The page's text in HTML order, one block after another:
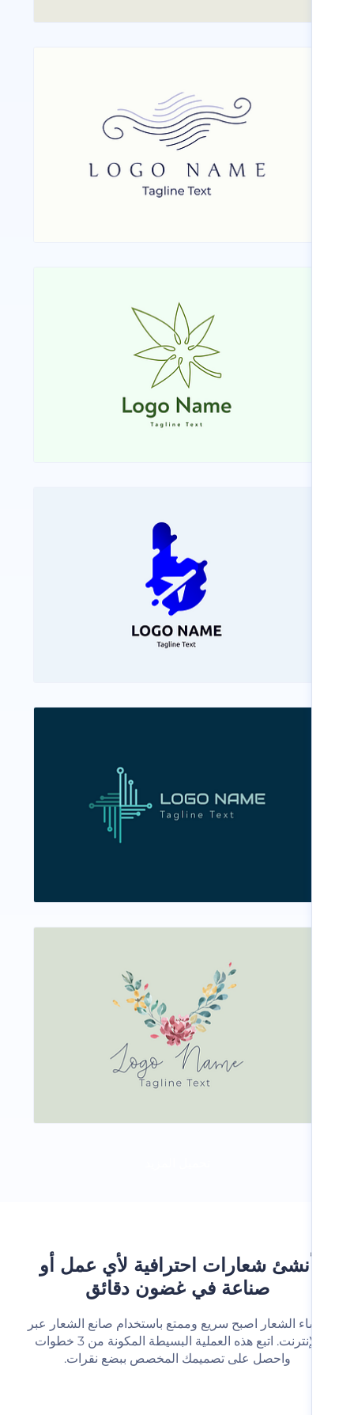
شعارات احترافية لأي عمل أو
صناعة في غضون دقائق
الشعار اصبح سريع وممتع باستخدام صانع الشعار عبر
الإنترنت. اتبع هذه العملية البسيطة المكونة من 3 خطوات
واحصل على تصميمك المخصص ببضع نقرات.‬